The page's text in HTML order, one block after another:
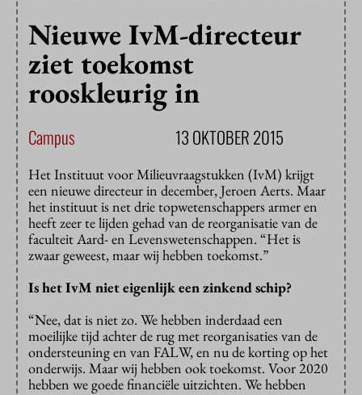
Nieuwe IvM-directeur
ziet toekomst
rooskleurig in
Campus 13 OKTOBER 2015
Het Instituut voor Milieuvraagstukken (IvM) krijgt
een nieuwe directeur in december, Jeroen Aerts. Maar
het instituut is net drie topwetenschappers armer en
heeft zeer te lijden gehad van de reorganisatie van de
faculteit Aard- en Levenswetenschappen. “Het is
zwaar geweest, maar wij hebben toekomst.”
Is het IvM niet eigenlijk een zinkend schip?
“Nee, dat is niet zo. We hebben inderdaad een
moeilijke tijd achter de rug met reorganisaties van de
ondersteuning en van FALW, en nu de korting op het
onderwijs. Maar wij hebben ook toekomst. Voor 2020
hebben we goede financiële uitzichten. We hebben